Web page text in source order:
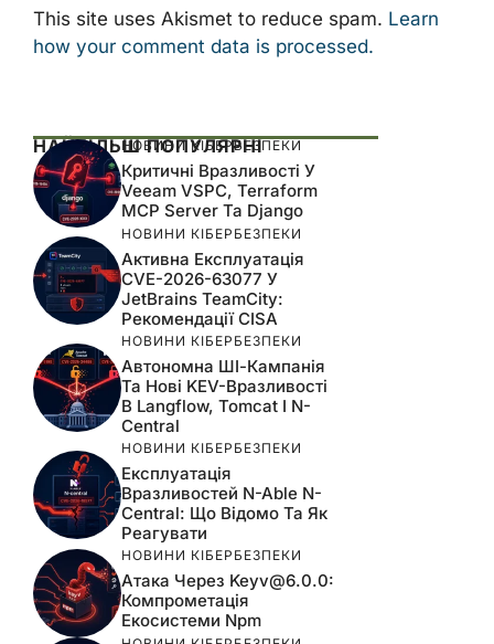
This site uses Akismet to reduce spam. Learn
how your comment data is processed.
НАЙБІЛЬШ ПОПУЛЯРНІ
НОВИНИ КІБЕРБЕЗПЕКИ
Критичні Вразливості У
Veeam VSPC, Terraform
MCP Server Та Django
НОВИНИ КІБЕРБЕЗПЕКИ
Активна Експлуатація
CVE-2026-63077 У
JetBrains TeamCity:
Рекомендації CISA
НОВИНИ КІБЕРБЕЗПЕКИ
Автономна ШІ-Кампанія
Та Нові KEV-Вразливості
В Langflow, Tomcat І N-
Central
НОВИНИ КІБЕРБЕЗПЕКИ
Експлуатація
Вразливостей N-Able N-
Central: Що Відомо Та Як
Реагувати
НОВИНИ КІБЕРБЕЗПЕКИ
Атака Через Keyv@6.0.0:
Компрометація
Екосистеми Npm